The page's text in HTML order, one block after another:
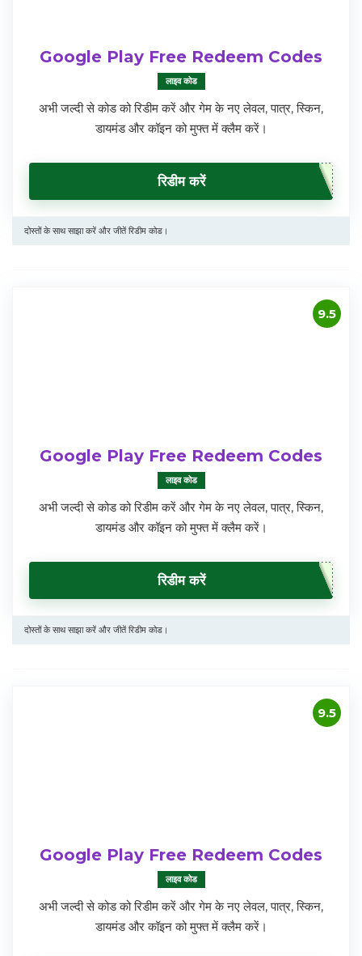
Google Play Free Redeem Codes
लाइव कोड
अभी जल्दी से कोड को रिडीम करें और गेम के नए लेवल, पात्र, स्किन,
डायमंड और कॉइन को मुफ्त में क्लैम करें।
रिडीम करें
दोस्तों के साथ साझा करें और जीतें रिडीम कोड।
9.5
Google Play Free Redeem Codes
लाइव कोड
अभी जल्दी से कोड को रिडीम करें और गेम के नए लेवल, पात्र, स्किन,
डायमंड और कॉइन को मुफ्त में क्लैम करें।
रिडीम करें
दोस्तों के साथ साझा करें और जीतें रिडीम कोड।
9.5
Google Play Free Redeem Codes
लाइव कोड
अभी जल्दी से कोड को रिडीम करें और गेम के नए लेवल, पात्र, स्किन,
डायमंड और कॉइन को मुफ्त में क्लैम करें।